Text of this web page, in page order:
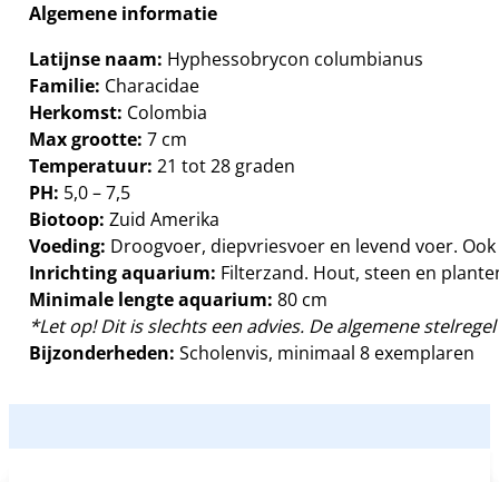
Algemene informatie
Latijnse naam: Hyphessobrycon columbianus
Familie: Characidae
Herkomst: Colombia
Max grootte: 7 cm
Temperatuur: 21 tot 28 graden
PH: 5,0 – 7,5
Biotoop: Zuid Amerika
Voeding: Droogvoer, diepvriesvoer en levend voer.
Inrichting aquarium: Filterzand. Hout, steen en
Minimale lengte aquarium: 80 cm
*Let op! Dit is slechts een advies. De algemene
Bijzonderheden: Scholenvis, minimaal 8 exemplaren